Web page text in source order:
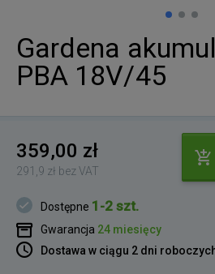
Gardena
PBA 18V/45
359,00 zł
291,9 zł bez VAT
Dostępne 1-2 szt.
Gwarancja 24 miesięcy
Dostawa w ciągu 2 dni